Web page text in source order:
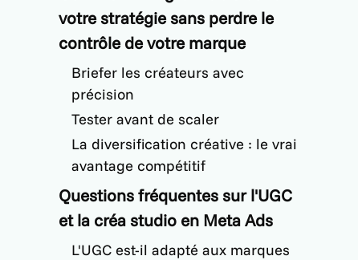
votre stratégie sans perdre le
contrôle de votre marque
Briefer les créateurs avec
précision
Tester avant de scaler
La diversification créative : le vrai
avantage compétitif
Questions fréquentes sur l'UGC
et la créa studio en Meta Ads
L'UGC est-il adapté aux marques